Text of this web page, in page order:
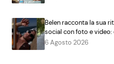
Belen racconta la sua
social con foto e
6 Agosto 2026